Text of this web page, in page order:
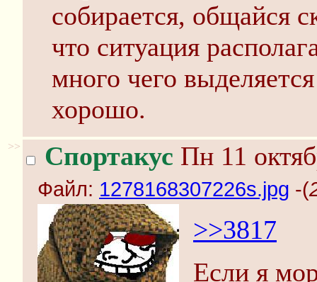
собирается, общайся
что ситуация
много чего
хорошо.
>> Спортакус Пн 11
Файл: 1278168307226s.jpg -(
>>3817
Если я